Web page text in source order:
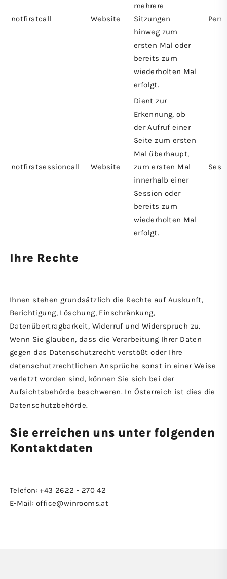
notfirstcall Website
mehrere
Sitzungen
hinweg zum
ersten Mal oder
bereits zum
wiederholten Mal
erfolgt.
notfirstsessioncall Website
Dient zur
Erkennung, ob
der Aufruf einer
Seite zum ersten
Mal überhaupt,
zum ersten Mal
innerhalb einer
Session oder
bereits zum
wiederholten Mal
erfolgt.
Ihre Rechte
Ihnen stehen grundsätzlich die Rechte auf Auskunft,
Berichtigung, Löschung, Einschränkung,
Datenübertragbarkeit, Widerruf und Widerspruch zu.
Wenn Sie glauben, dass die Verarbeitung Ihrer Daten
gegen das Datenschutzrecht verstößt oder Ihre
datenschutzrechtlichen Ansprüche sonst in einer Weise
verletzt worden sind, können Sie sich bei der
Aufsichtsbehörde beschweren. In Österreich ist dies die
Datenschutzbehörde.
Sie erreichen uns unter folgenden
Kontaktdaten
Telefon: +43 2622 - 270 42
E-Mail: office@winrooms.at